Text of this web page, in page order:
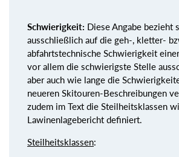
Schwierigkeit: Diese Angabe bezieht
ausschließlich auf die geh-, kletter-
abfahrtstechnische Schwierigkeit
vor allem die schwierigste Stelle
aber auch wie lange die
neueren Skitouren-Beschreibungen
zudem im Text die Steilheitsklassen
Lawinenlagebericht definiert.
Steilheitsklassen: